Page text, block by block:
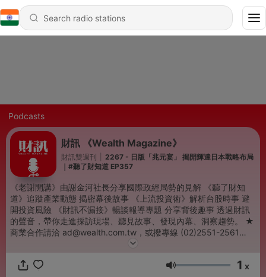
Podcasts
財訊 《Wealth Magazine》
財訊雙週刊
2267 - 日版「兆元宴」 揭開輝達日本戰略布局
｜#聽了財知道 EP357
《老謝開講》由謝金河社長分享國際政經局勢的見解 《聽了財知
道》追蹤產業動態 揭密幕後故事 《上流投資術》解析台股時事 避
開投資風險 《財訊不漏接》暢談報導專題 分享背後趣事 透過財訊
的聲音，帶你走進採訪現場、聽見故事、發現內幕、洞察趨勢。 ★
商業合作請洽 ad@wealth.com.tw，或撥專線 (02)2551-2561
#249。 -- Hosting provided bySoundOn
Volume 1 x